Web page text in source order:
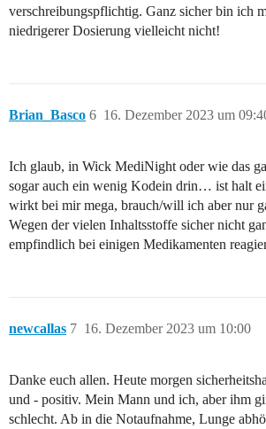
verschreibungspflichtig. Ganz sicher bin ich
niedrigerer Dosierung vielleicht nicht!
Brian_Basco 16. Dezember 2023 um
6
Ich glaub, in Wick MediNight oder wie das
sogar auch ein wenig Kodein drin… ist halt
wirkt bei mir mega, brauch/will ich aber nur
Wegen der vielen Inhaltsstoffe sicher nicht
empfindlich bei einigen Medikamenten
newcallas 16. Dezember 2023 um 10:00
7
Danke euch allen. Heute morgen
und - positiv. Mein Mann und ich, aber ihm
schlecht. Ab in die Notaufnahme, Lunge